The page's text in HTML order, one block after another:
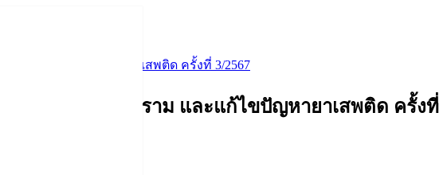
ราม และแก้ไขปัญหายาเสพติด ครั้งที่ 3/2567
ป้องกัน ปราบปราม และแก้ไขปัญหายาเสพติด ครั้งที่